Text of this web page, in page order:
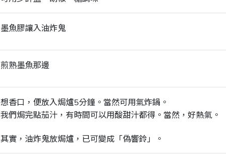
墨魚膠讓入油炸鬼
煎熟墨魚那邊
想香口，便放入焗爐5分鐘。當然可用氣炸鍋。
我們焗完點茄汁，有時間可以用酸甜汁都得。當然，好熱氣。
其實，油炸鬼放焗爐，已可變成「偽響鈴」。